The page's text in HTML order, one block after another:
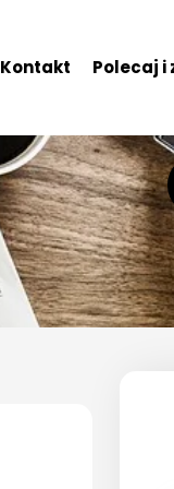
Kontakt Polecaj i
...